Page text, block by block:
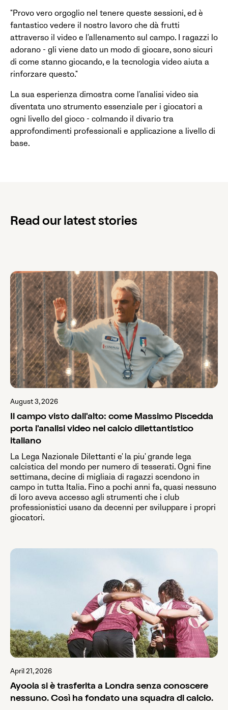
"Provo vero orgoglio nel tenere queste sessioni, ed è
fantastico vedere il nostro lavoro che dà frutti
attraverso il video e l'allenamento sul campo. I ragazzi lo
adorano - gli viene dato un modo di giocare, sono sicuri
di come stanno giocando, e la tecnologia video aiuta a
rinforzare questo."
La sua esperienza dimostra come l'analisi video sia
diventata uno strumento essenziale per i giocatori a
ogni livello del gioco - colmando il divario tra
approfondimenti professionali e applicazione a livello di
base.
Read our latest stories
August 3, 2026
Il campo visto dall'alto: come Massimo Piscedda
porta l'analisi video nel calcio dilettantistico
italiano
La Lega Nazionale Dilettanti e' la piu' grande lega
calcistica del mondo per numero di tesserati. Ogni fine
settimana, decine di migliaia di ragazzi scendono in
campo in tutta Italia. Fino a pochi anni fa, quasi nessuno
di loro aveva accesso agli strumenti che i club
professionistici usano da decenni per sviluppare i propri
giocatori.
April 21, 2026
Ayoola si è trasferita a Londra senza conoscere
nessuno. Così ha fondato una squadra di calcio.